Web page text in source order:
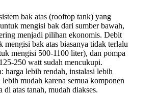
bak atas (rooftop tank) yang
mengisi bak dari sumber bawah,
menjadi pilihan ekonomis. Debit
mengisi bak atas biasanya tidak terlalu
mengisi 500-1100 liter), dan pompa
250 watt sudah mencukupi.
harga lebih rendah, instalasi lebih
mudah karena semua komponen
di atas tanah, mudah diakses.